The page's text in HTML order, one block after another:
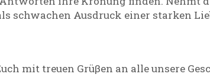
schwachen Ausdruck einer starken
mit treuen Grüβen an alle unsere